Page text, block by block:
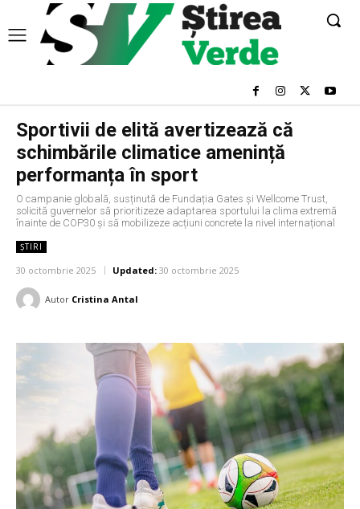
Sportivii de elită avertizează că
schimbările climatice amenință
performanța în sport
O campanie globală, susținută de Fundația Gates și Wellcome Trust,
solicită guvernelor să prioritizeze adaptarea sportului la clima extremă
înainte de COP30 și să mobilizeze acțiuni concrete la nivel internațional
ȘTIRI
30 octombrie 2025 Updated: 30 octombrie 2025
Autor Cristina Antal